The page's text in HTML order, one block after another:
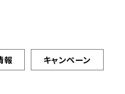
報 キャンペーン